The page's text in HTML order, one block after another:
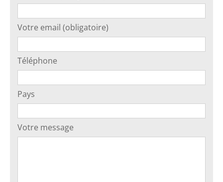
Votre email (obligatoire)
Téléphone
Pays
Votre message